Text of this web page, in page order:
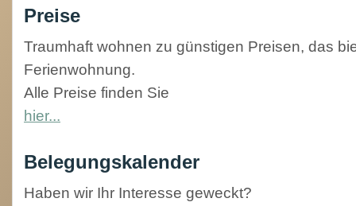
Preise
Traumhaft wohnen zu günstigen Preisen, das
Ferienwohnung.
Alle Preise finden Sie
hier...
Belegungskalender
Haben wir Ihr Interesse geweckt?